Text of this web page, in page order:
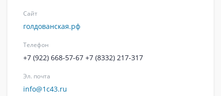
Сайт
голдованская.рф
Телефон
+7 (922) 668-57-67 +7 (8332) 217-317
Эл. почта
info@1c43.ru